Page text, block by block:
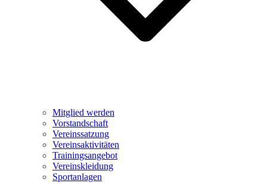
Mitglied werden
Vorstandschaft
Vereinssatzung
Vereinsaktivitäten
Trainingsangebot
Vereinskleidung
Sportanlagen